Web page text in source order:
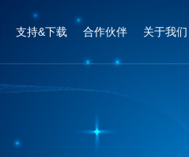
支持&下载 合作伙伴 关于我们